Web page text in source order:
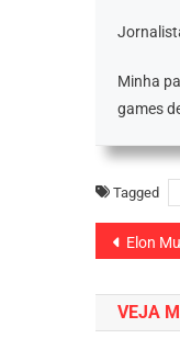
Minha
games
Tagged
de
Post
Elon
VEJA